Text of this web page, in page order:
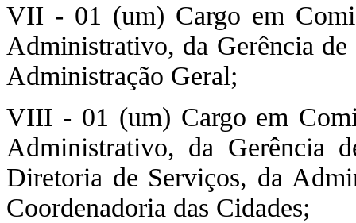
VII - 01 (um) Cargo em
Administrativo, da Gerência
Administração Geral;
VIII - 01 (um) Cargo em
Administrativo, da Gerência
Diretoria de Serviços, da
Coordenadoria das Cidades;